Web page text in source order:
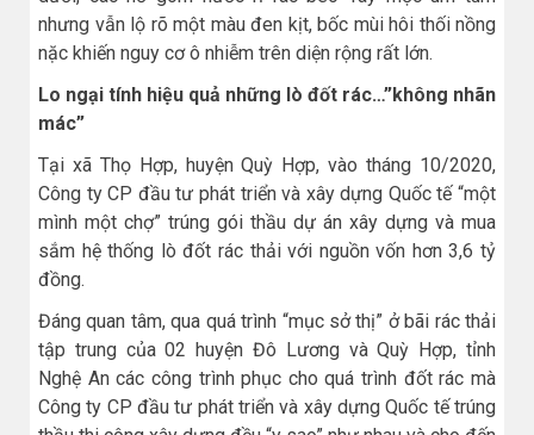
nhưng vẫn lộ rõ một màu đen kịt, bốc mùi hôi thối nồng
nặc khiến nguy cơ ô nhiễm trên diện rộng rất lớn.
Lo ngại tính hiệu quả những lò đốt rác…”không nhãn
mác”
Tại xã Thọ Hợp, huyện Quỳ Hợp, vào tháng 10/2020,
Công ty CP đầu tư phát triển và xây dựng Quốc tế “một
mình một chợ” trúng gói thầu dự án xây dựng và mua
sắm hệ thống lò đốt rác thải với nguồn vốn hơn 3,6 tỷ
đồng.
Đáng quan tâm, qua quá trình “mục sở thị” ở bãi rác thải
tập trung của 02 huyện Đô Lương và Quỳ Hợp, tỉnh
Nghệ An các công trình phục cho quá trình đốt rác mà
Công ty CP đầu tư phát triển và xây dựng Quốc tế trúng